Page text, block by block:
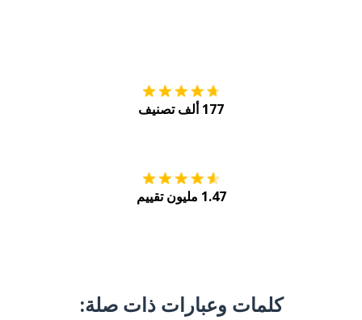
177 ألف تصنيف
1.47 مليون تقييم
كلمات وعبارات ذات صلة: